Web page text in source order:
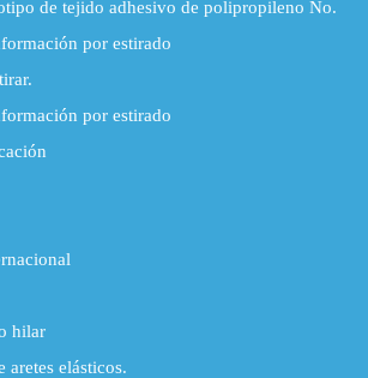
de tejido adhesivo de polipropileno No.
por estirado
por estirado
hilar
aretes elásticos.